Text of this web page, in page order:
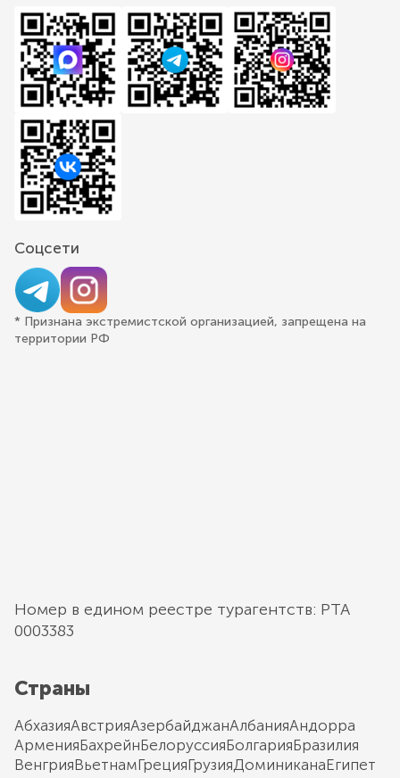
Соцсети
* Признана экстремистской организацией, запрещена на
территории РФ
Номер в едином реестре турагентств: РТА
0003383
Страны
АбхазияАвстрияАзербайджанАлбанияАндорра
АрменияБахрейнБелоруссияБолгарияБразилия
ВенгрияВьетнамГрецияГрузияДоминиканаЕгипет